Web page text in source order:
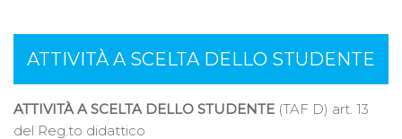
ATTIVITÀ A SCELTA DELLO STUDENTE
ATTIVITÀ A SCELTA DELLO STUDENTE (TAF D) art. 13
del Reg.to didattico